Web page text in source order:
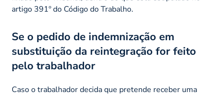
artigo 391º do Código do Trabalho.
Se o pedido de indemnização em
substituição da reintegração for feito
pelo trabalhador
Caso o trabalhador decida que pretende receber uma